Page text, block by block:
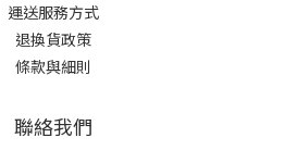
運送服務方式
退換貨政策
條款與細則
聯絡我們